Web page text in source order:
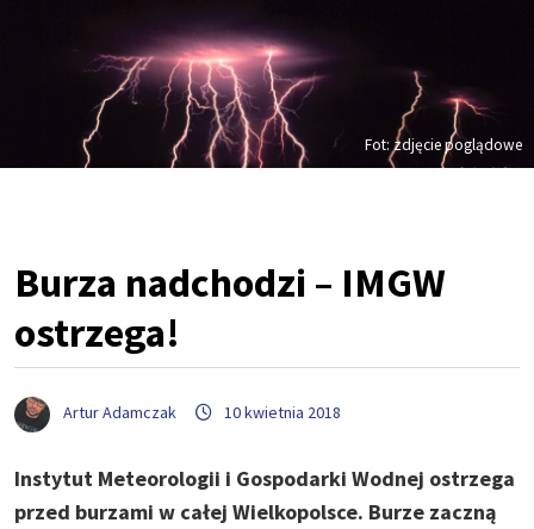
Fot: zdjęcie poglądowe
Burza nadchodzi – IMGW
ostrzega!
Artur Adamczak 10 kwietnia 2018
Instytut Meteorologii i Gospodarki Wodnej ostrzega
przed burzami w całej Wielkopolsce. Burze zaczną